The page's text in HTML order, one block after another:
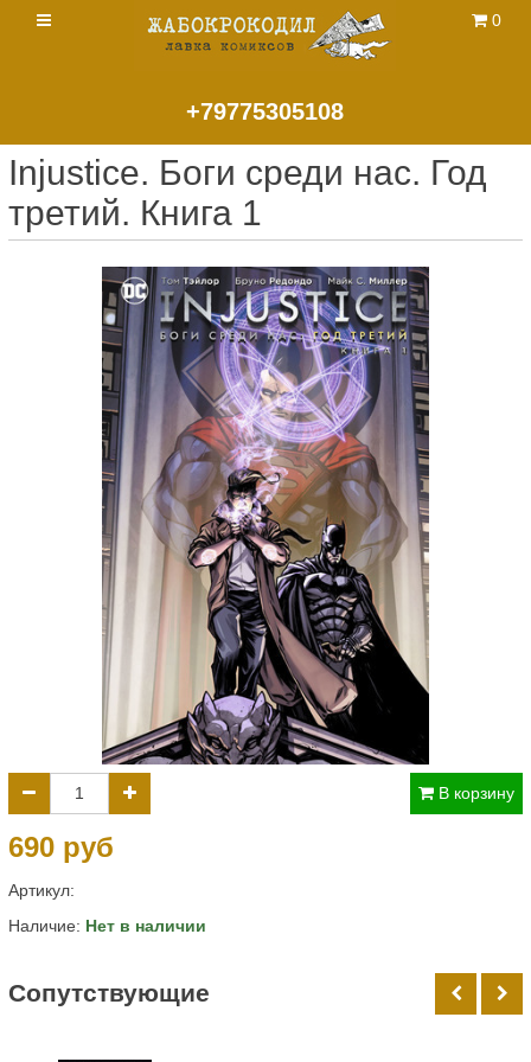
+79775305108
0
Injustice. Боги среди нас. Год
третий. Книга 1
В корзину
690 руб
Артикул:
Наличие: Нет в наличии
Cопутствующие